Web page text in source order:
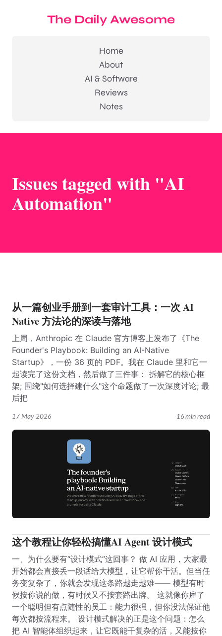
The Daily Awesome
Home
About
AI & Software
Reviews
Notes
Issues tagged with "AI
Automation"
17 May 2026 16 min read
从一篇创业手册到一套审计工具：一次 AI
Native 方法论的深读与落地
上周，Anthropic 在 Claude 官方博客上发布了《The
Founder's Playbook: Building an AI-Native
Startup》，一份 36 页的 PDF。我在 Claude 里和它一
起读完了这份文档，然后做了三件事： 拆解它的核心框
架; 围绕"如何选择建什么"这个命题做了一次深度讨论; 最
后把
这个教程让你轻松搞懂AI Agent 设计模式
一、为什么要有“设计模式”这回事？ 做 AI 应用，大家最
开始都会直接丢一段话给大模型，让它帮你干活。但当任
务变复杂了，你就会发现这条路越走越难—— 模型有时
候按你说的做，有时候又不按套路出牌。 这就像你雇了
一个聪明但有点随性的员工：能力很强，但你没法保证他
每次都按流程来。 设计模式解决的正是这个问题：怎么
把 AI 智能体组织起来，让它既能干复杂的活，又能按你